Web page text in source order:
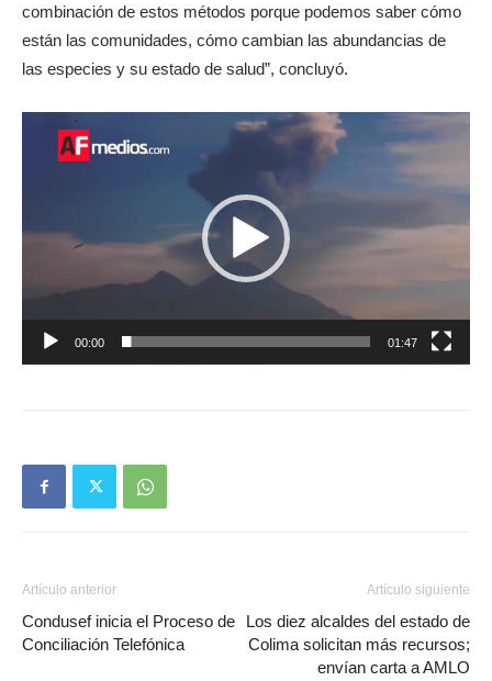
combinación de estos métodos porque podemos saber cómo
están las comunidades, cómo cambian las abundancias de
las especies y su estado de salud”, concluyó.
Reproductor
00:00 01:47
Artículo anterior
Condusef inicia el Proceso de
Conciliación Telefónica
Artículo siguiente
Los diez alcaldes del estado de
Colima solicitan más recursos;
envían carta a AMLO